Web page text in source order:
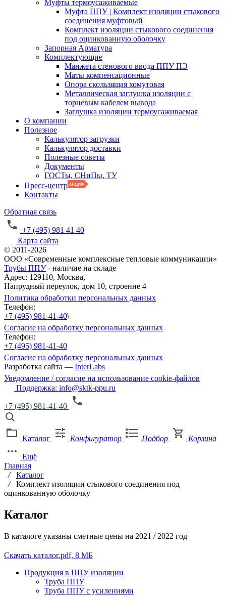
Муфты термоусаживаемые
Муфта ППУ | Комплект изоляции стыкового
соединения муфтовый
Комплект изоляции стыкового соединения
под оцинкованную оболочку
Запорная Арматура
Комплектующие
Манжета стенового ввода ППУ ПЭ
Маты компенсационные
Опора скользящая хомутовая
Металлическая заглушка изоляции с
торцевым кабелем вывода
Заглушка изоляции термоусаживаемая
О компании
Полезное
Калькулятор загрузки
Калькулятор доставки
Полезные советы
Документы
ГОСТы, СНиПы, ТУ
Пресс-центр
Контакты
Обратная связь
+7 (495) 981 41 40
Карта сайта
© 2011-2026
ООО «Современные комплексные тепловые коммуникации»
Трубы ППУ- наличие на складе
Адрес: 129110, Москва,
Напрудный переулок, дом 10, строение 4
Политика обработки персональных данных
Телефон:
+7 (495) 981-41-40\
Согласие на обработку персональных данных
Телефон:
+7 (495) 981-41-40
Согласие на обработку персональных данных
Разработка сайта — InterLabs
Уведомление / согласие на использование cookie-файлов
Поддержка: info@sktk-ppu.ru
+7 (495) 981-41-40
Каталог Конфигуратор Подбор Корзина
Ещё
Главная
/
Каталог
/
Комплект изоляции стыкового соединения под
оцинкованную оболочку
Каталог
В каталоге указаны сметные цены на 2021 / 2022 год
Скачать каталог.pdf, 8 МБ
Продукция в ППУ изоляции
Труба ППУ
Труба ППУ с усилениями